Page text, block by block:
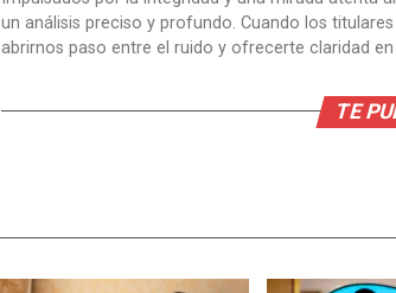
un análisis preciso y profundo. Cuando los
abrirnos paso entre el ruido y ofrecerte claridad en
TE